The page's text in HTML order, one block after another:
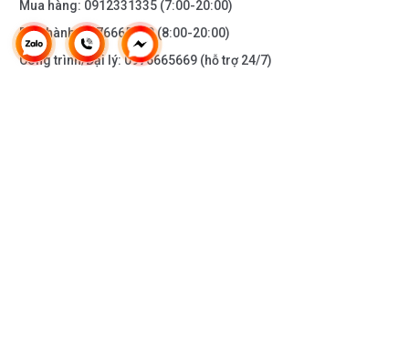
Mua hàng: 0912331335 (7:00-20:00)
Bảo hành:0976665669(8:00-20:00)
Công trình/Đại lý:0976665669 (hỗ trợ 24/7)